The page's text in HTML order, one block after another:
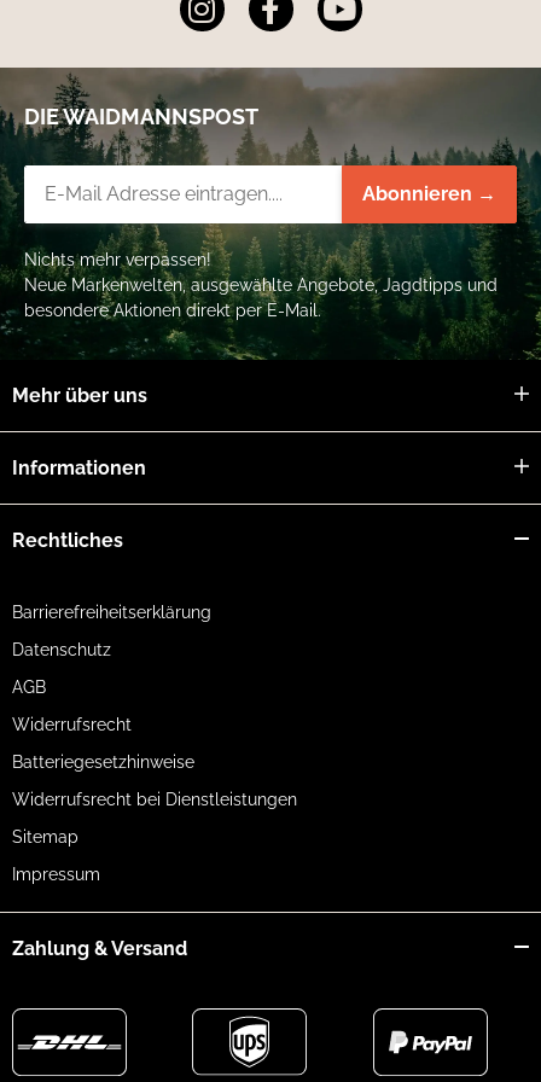
DIE WAIDMANNSPOST
Abonnieren →
Nichts mehr verpassen!
Neue Markenwelten, ausgewählte Angebote, Jagdtipps und
besondere Aktionen direkt per E-Mail.
Mehr über uns
Informationen
Rechtliches
Barrierefreiheitserklärung
Datenschutz
AGB
Widerrufsrecht
Batteriegesetzhinweise
Widerrufsrecht bei Dienstleistungen
Sitemap
Impressum
Zahlung & Versand